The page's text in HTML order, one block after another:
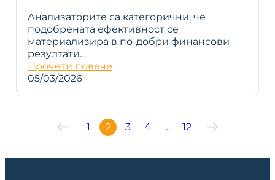
Анализаторите са категорични, че
подобрената ефективност се
материализира в по-добри финансови
резултати…
Прочети повече
05/03/2026
1 2 3 4 … 12